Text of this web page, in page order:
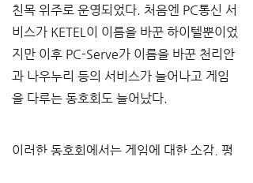
친목 위주로 운영되었다. 처음엔 PC통신 서
비스가 KETEL이 이름을 바꾼 하이텔뿐이었
지만 이후 PC-Serve가 이름을 바꾼 천리안
과 나우누리 등의 서비스가 늘어나고 게임
을 다루는 동호회도 늘어났다.
이러한 동호회에서는 게임에 대한 소감, 평